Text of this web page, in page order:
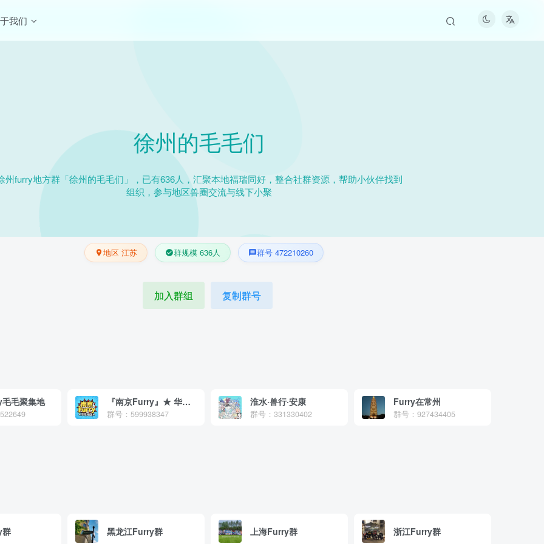
我们
徐州的毛毛们
州furry地方群「徐州的毛毛们」，已有636人，汇聚本地福瑞同好，整合社群资源，帮助小伙伴找到
组织，参与地区兽圈交流与线下小聚
地区 江苏 群规模 636人 群号 472210260
加入群组 复制群号
毛聚集地 『南京Furry』★ 华东地区
群号：599938347
淮水·兽行·安康
群号：331330402
Furry在常州
群号：927434405
群 黑龙江Furry群 上海Furry群 浙江Furry群